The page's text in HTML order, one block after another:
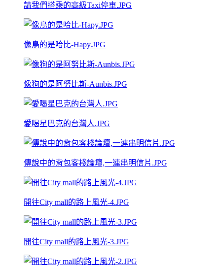
請我們搭乘的高級Taxi停車.JPG
像鳥的是哈比-Hapy.JPG
像狗的是阿努比斯-Aunbis.JPG
愛喝星巴克的台灣人.JPG
傳說中的背包客棧論壇,一連串明信片.JPG
開往City mall的路上風光-4.JPG
開往City mall的路上風光-3.JPG